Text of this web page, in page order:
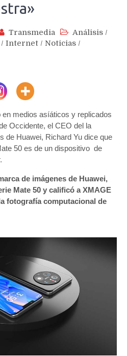
Transmedia Análisis /
/ Internet / Noticias /
en medios asíáticos y replicados
Occidente, el CEO del la
de Huawei, Richard Yu dice que
50 es de un dispositivo de
de imágenes de Huawei,
Mate 50 y calificó a XMAGE
fotografía computacional de